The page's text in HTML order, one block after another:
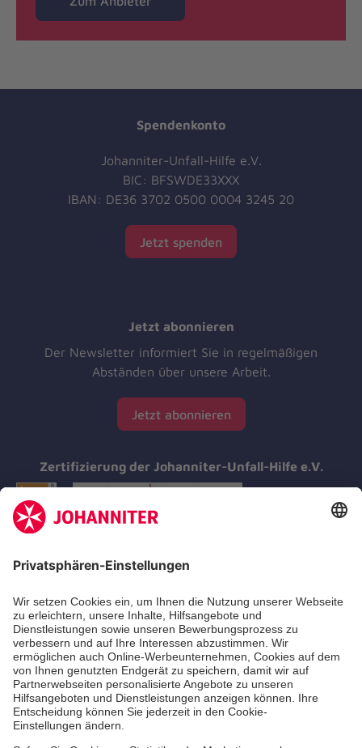
Spendenkonto
Johanniter-Unfall-Hilfe e.V.
BIC: BFSWDE33XXX
IBAN: DE36 3702 0500 0004 3245 20
Jetzt spenden
Jetzt abonnieren
Der Newsletter informiert Sie in regelmäßigen
Abständen über unsere Arbeit.
Jetzt abonnieren
Zertifizierung der Johanniter-Unfall-Hilfe e.V.
Aus- & Fortbildungen
Erste-Hilfe-Kurse
Jobs & Ehrenamt
Freiwilligendienst